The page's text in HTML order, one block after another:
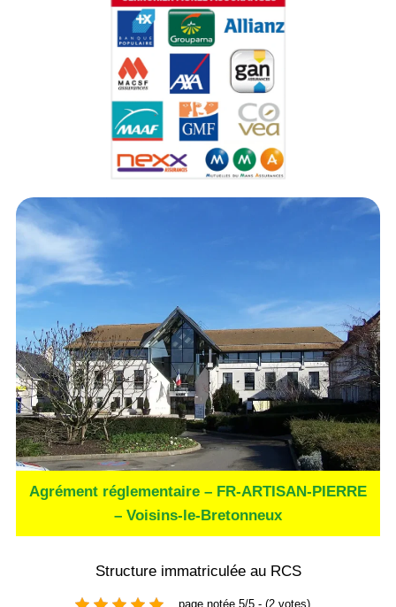
Agrément réglementaire – FR-ARTISAN-PIERRE
– Voisins-le-Bretonneux
Structure immatriculée au RCS
page notée 5/5 - (2 votes)